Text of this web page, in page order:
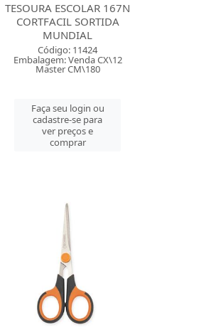
TESOURA ESCOLAR 167N
CORTFACIL SORTIDA
MUNDIAL
Código: 11424
Embalagem: Venda CX\12
Master CM\180
Faça seu login ou
cadastre-se para
ver preços e
comprar